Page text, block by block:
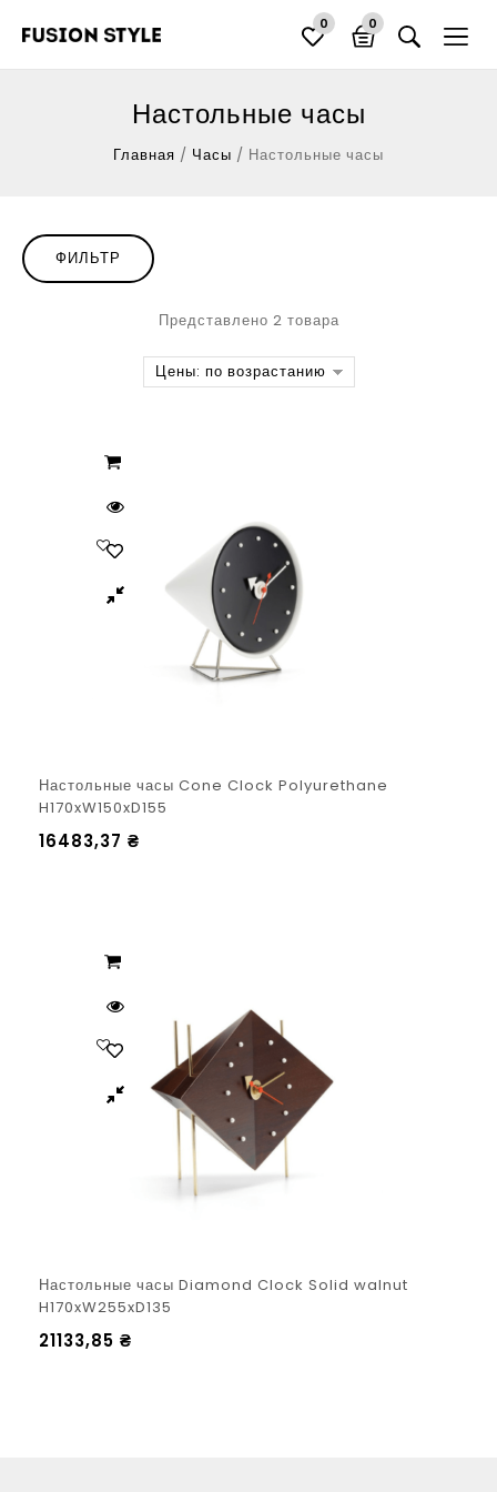
0 0
Настольные часы
Главная / Часы / Настольные часы
Представлено 2 товара
Цены: по возрастанию
Настольные часы Cone Clock Polyurethane
H170xW150xD155
16483,37 ₴
Настольные часы Diamond Clock Solid walnut
H170xW255xD135
21133,85 ₴
ФИЛЬТР